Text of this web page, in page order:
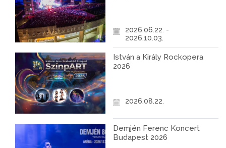
2026.06.22. -
2026.10.03.
István a Király Rockopera
2026
2026.08.22.
Demjén Ferenc Koncert
Budapest 2026